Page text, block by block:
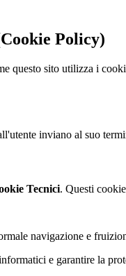
Policy)
questo sito utilizza i
inviano al suo
Tecnici. Questi
navigazione e
e garantire la